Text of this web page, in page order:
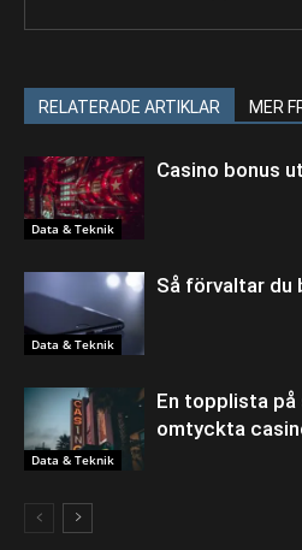
RELATERADE ARTIKLAR MER
Data & Teknik
Casino bonus
Data & Teknik
Så förvaltar du
Data & Teknik
En topplista
omtyckta